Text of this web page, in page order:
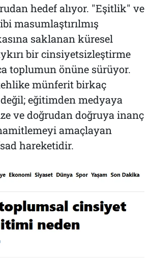
hedef alıyor. "Eşitlik" ve
masumlaştırılmış
saklanan küresel
bir cinsiyetsizleştirme
toplumun önüne sürüyor.
münferit birkaç
eğitimden medyaya
ve doğrudan doğruya inanç
amaçlayan
hareketidir.